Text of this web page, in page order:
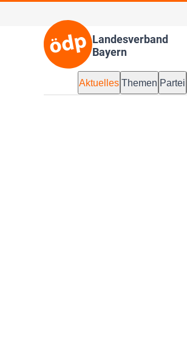
Landesverband
Bayern
Aktuelles Themen Partei